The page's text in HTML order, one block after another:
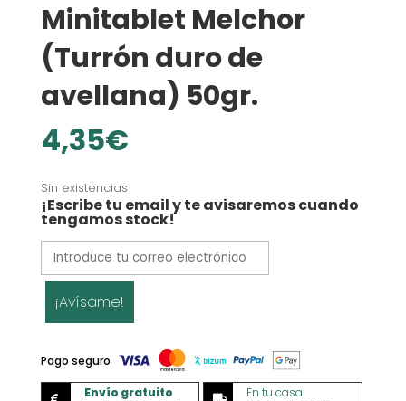
Minitablet Melchor
(Turrón duro de
avellana) 50gr.
4,35€
Sin existencias
¡Escribe tu email y te avisaremos cuando
tengamos stock!
¡Avísame!
Pago seguro
Envío gratuito
En tu casa